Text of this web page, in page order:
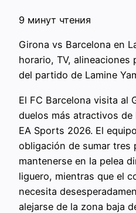
9 минут чтения
Girona vs Barcelona en
horario, TV,
del partido de Lamine
El FC Barcelona visita al
duelos más atractivos de
EA Sports 2026. El
obligación de sumar tres
mantenerse en la pelea
liguero, mientras que el
necesita
alejarse de la zona baja